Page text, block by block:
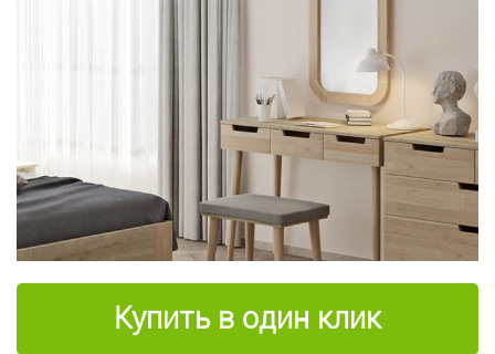
Купить в один клик